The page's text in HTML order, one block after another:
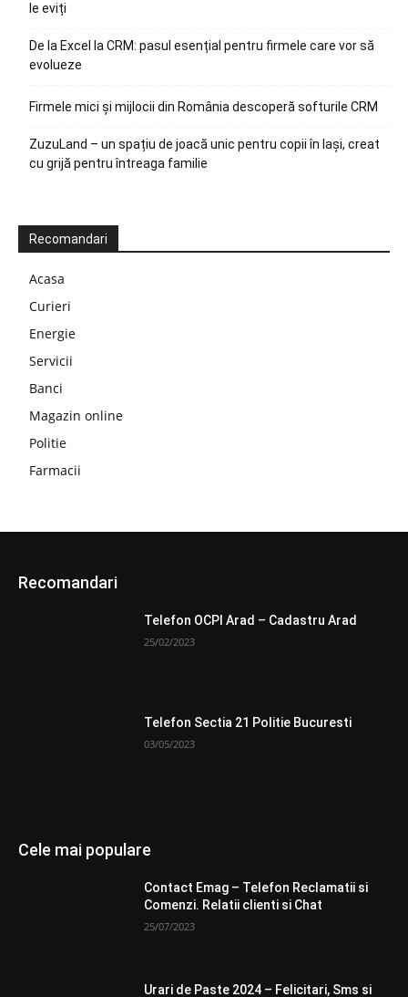
le eviți
De la Excel la CRM: pasul esențial pentru firmele care vor să
evolueze
Firmele mici și mijlocii din România descoperă softurile CRM
ZuzuLand – un spațiu de joacă unic pentru copii în Iași, creat
cu grijă pentru întreaga familie
Recomandari
Acasa
Curieri
Energie
Servicii
Banci
Magazin online
Politie
Farmacii
Recomandari
Telefon OCPI Arad – Cadastru Arad
25/02/2023
Telefon Sectia 21 Politie Bucuresti
03/05/2023
Cele mai populare
Contact Emag – Telefon Reclamatii si
Comenzi. Relatii clienti si Chat
25/07/2023
Urari de Paste 2024 – Felicitari, Sms si